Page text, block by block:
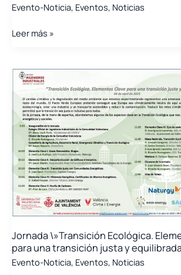
Evento-Noticia, Eventos, Noticias
Celebramos
\»Transición
Ecológica.
Elementos
Clave
para
transición
justa
equilibrada\»
Leer más »
Jornada \»Transición Ecológica.
para una transición justa y
Evento-Noticia, Eventos, Noticias